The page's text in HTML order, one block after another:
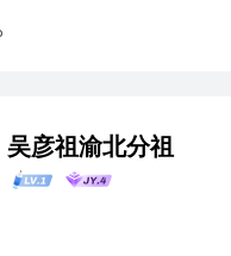
吴彦祖渝北分祖